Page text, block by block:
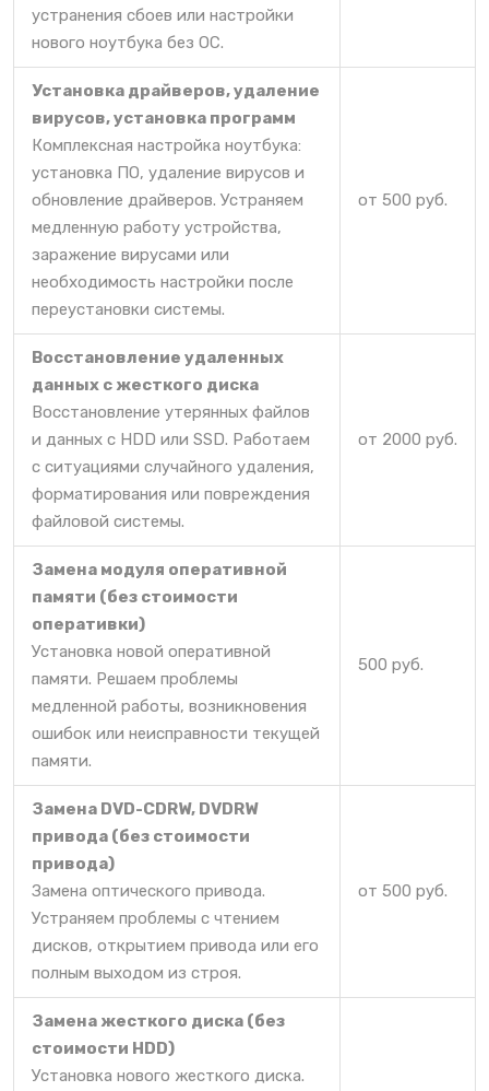
устранения сбоев или настройки
нового ноутбука без ОС.
Установка драйверов, удаление
вирусов, установка программ
Комплексная настройка ноутбука:
установка ПО, удаление вирусов и
обновление драйверов. Устраняем
медленную работу устройства,
заражение вирусами или
необходимость настройки после
переустановки системы.
от 500 руб.
Восстановление удаленных
данных с жесткого диска
Восстановление утерянных файлов
и данных с HDD или SSD. Работаем
с ситуациями случайного удаления,
форматирования или повреждения
файловой системы.
от 2000 руб.
Замена модуля оперативной
памяти (без стоимости
оперативки)
Установка новой оперативной
памяти. Решаем проблемы
медленной работы, возникновения
ошибок или неисправности текущей
памяти.
500 руб.
Замена DVD-CDRW, DVDRW
привода (без стоимости
привода)
Замена оптического привода.
Устраняем проблемы с чтением
дисков, открытием привода или его
полным выходом из строя.
от 500 руб.
Замена жесткого диска (без
стоимости HDD)
Установка нового жесткого диска.